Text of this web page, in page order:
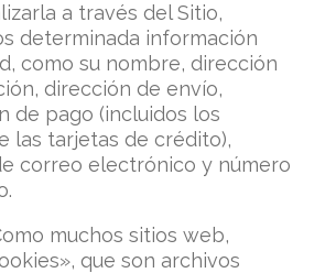
a través del Sitio,
determinada información
como su nombre, dirección
dirección de envío,
de pago (incluidos los
las tarjetas de crédito),
correo electrónico y número
muchos sitios web,
que son archivos